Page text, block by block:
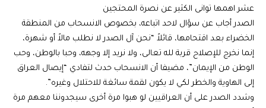
عشر اهمها توانى الكثير عن نصرة المحتجين
الصدر أجاب عن سؤال لاحد اتباعه، بخصوص الانسحاب من المنطقة
الخضراء بعد اقتحامها، قائلاً “نحن آل الصدر لا نطلب مالاً أو شهرة،
إنما نخرج للإصلاح قربة لله تعالى، ولا نريد إلا وجهه، وحبا بالوطن، وحب
الوطن من الإيمان”، مضيفا أن الانسحاب حدث لتفادي “إيصال العراق
إلى الهاوية والخطر لكي لا يكون لقمة سائغة للاحتلال وغيره”.
وشدد الصدر على أن العراقيين لو هبوا مرة أخرى سيجدوننا معهم مرة